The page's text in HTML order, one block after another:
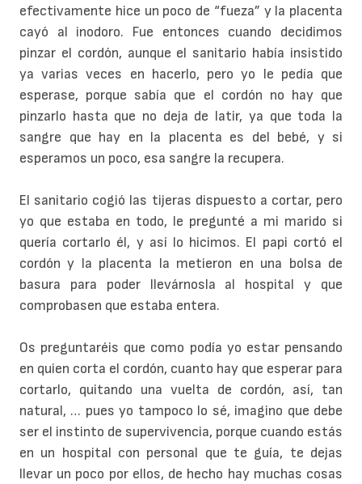
efectivamente hice un poco de “fueza” y la placenta
cayó al inodoro. Fue entonces cuando decidimos
pinzar el cordón, aunque el sanitario había insistido
ya varias veces en hacerlo, pero yo le pedía que
esperase, porque sabía que el cordón no hay que
pinzarlo hasta que no deja de latir, ya que toda la
sangre que hay en la placenta es del bebé, y si
esperamos un poco, esa sangre la recupera.
El sanitario cogió las tijeras dispuesto a cortar, pero
yo que estaba en todo, le pregunté a mi marido si
quería cortarlo él, y así lo hicimos. El papi cortó el
cordón y la placenta la metieron en una bolsa de
basura para poder llevárnosla al hospital y que
comprobasen que estaba entera.
Os preguntaréis que como podía yo estar pensando
en quien corta el cordón, cuanto hay que esperar para
cortarlo, quitando una vuelta de cordón, así, tan
natural, … pues yo tampoco lo sé, imagino que debe
ser el instinto de supervivencia, porque cuando estás
en un hospital con personal que te guía, te dejas
llevar un poco por ellos, de hecho hay muchas cosas